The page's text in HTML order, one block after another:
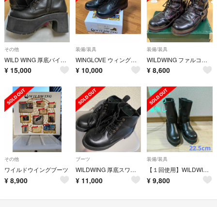
その他
WILD WING 厚底バイクブーツ(商品番号WWM-0003-OD050)
¥ 15,000
装備/装具
WINGLOVE ウィングローブ オンロードブーツ スワロー ライダーズショート
¥ 10,000
装備/装具
WILDWING ファルコン 厚底 ブーツ 24.5cm
¥ 8,600
その他
ワイルドウイングブーツ
¥ 8,900
ブーツ
WILDWING 厚底スワローバイクブーツ
¥ 11,000
装備/装具
【１回使用】WILDWING イーグル厚底22.5cm(WWM-0006ATU)
¥ 9,800